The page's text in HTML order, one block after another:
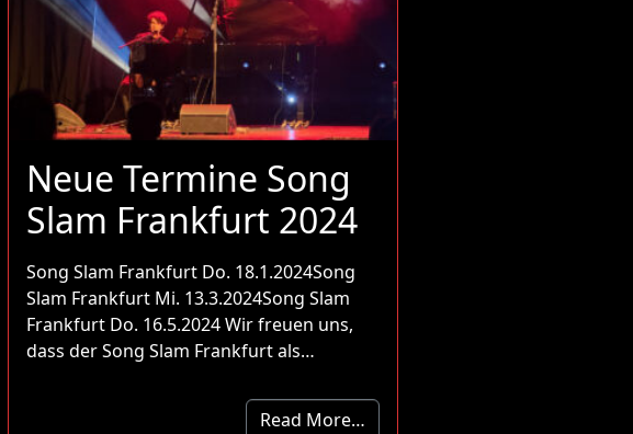
Neue Termine Song
Slam Frankfurt 2024
Song Slam Frankfurt Do. 18.1.2024Song
Slam Frankfurt Mi. 13.3.2024Song Slam
Frankfurt Do. 16.5.2024 Wir freuen uns,
dass der Song Slam Frankfurt als…
Read More…